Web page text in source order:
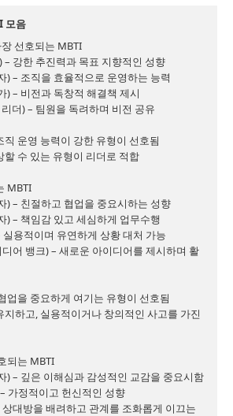
모음
선호되는 MBTI
– 강한 추진력과 목표 지향적인 성향
) – 조직을 효율적으로 운영하는 능력
) – 비전과 독창적 해결책 제시
더) – 팀원을 독려하며 비전 공유
운영 능력이 강한 유형이 선호됨
할 수 있는 유형이 리더로 적합
MBTI
) – 친절하고 협업을 중요시하는 성향
) – 책임감 있고 세심하게 업무수행
실용적이며 유연하게 상황 대처 가능
어 뱅크) – 새로운 아이디어를 제시하며 활
업을 중요하게 여기는 유형이 선호됨
지하고, 실용적이거나 창의적인 사고를 가진
되는 MBTI
) – 깊은 이해심과 감성적인 교감을 중요시함
가정적이고 헌신적인 성향
상대방을 배려하고 관계를 조화롭게 이끄는